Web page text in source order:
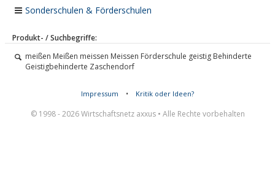
Sonderschulen & Förderschulen
Produkt- / Suchbegriffe:
meißen Meißen meissen Meissen Förderschule geistig Behinderte
Geistigbehinderte Zaschendorf
Impressum • Kritik oder Ideen?
© 1998 - 2026 Wirtschaftsnetz axxus • Alle Rechte vorbehalten